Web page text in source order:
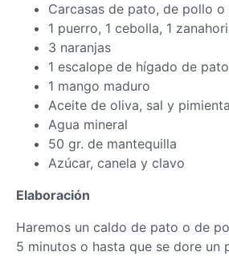
Carcasas de pato, de pollo o
1 puerro, 1 cebolla, 1
3 naranjas
1 escalope de hígado de pato
1 mango maduro
Aceite de oliva, sal y
Agua mineral
50 gr. de mantequilla
Azúcar, canela y clavo
Elaboración
Haremos un caldo de pato o de
5 minutos o hasta que se dore un